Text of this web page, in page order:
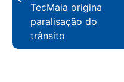
TecMaia origina
paralisação do
trânsito